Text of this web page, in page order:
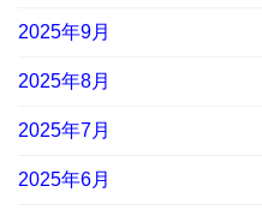
2025年9月
2025年8月
2025年7月
2025年6月